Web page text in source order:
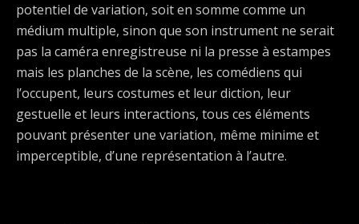
potentiel de variation, soit en somme comme un
médium multiple, sinon que son instrument ne serait
pas la caméra enregistreuse ni la presse à estampes
mais les planches de la scène, les comédiens qui
l’occupent, leurs costumes et leur diction, leur
gestuelle et leurs interactions, tous ces éléments
pouvant présenter une variation, même minime et
imperceptible, d’une représentation à l’autre.